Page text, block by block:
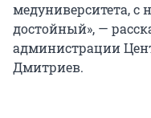
медуниверситета, с
достойный», —
администрации
Дмитриев.